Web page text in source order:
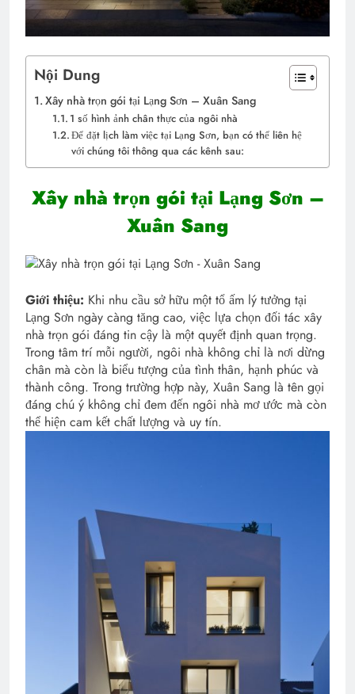
Nội Dung
Xây nhà trọn gói tại Lạng Sơn – Xuân Sang
1 số hình ảnh chân thực của ngôi nhà
Để đặt lịch làm việc tại Lạng Sơn, bạn có thể liên hệ
với chúng tôi thông qua các kênh sau:
Xây nhà trọn gói tại Lạng Sơn –
Xuân Sang
Giới thiệu: Khi nhu cầu sở hữu một tổ ấm lý tưởng tại
Lạng Sơn ngày càng tăng cao, việc lựa chọn đối tác xây
nhà trọn gói đáng tin cậy là một quyết định quan trọng.
Trong tâm trí mỗi người, ngôi nhà không chỉ là nơi dừng
chân mà còn là biểu tượng của tình thân, hạnh phúc và
thành công. Trong trường hợp này, Xuân Sang là tên gọi
đáng chú ý không chỉ đem đến ngôi nhà mơ ước mà còn
thể hiện cam kết chất lượng và uy tín.